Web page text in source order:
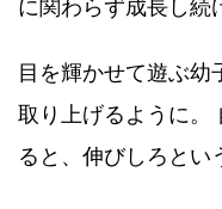
に関わらず成長し続
目を輝かせて遊ぶ幼
取り上げるように。
ると、伸びしろとい